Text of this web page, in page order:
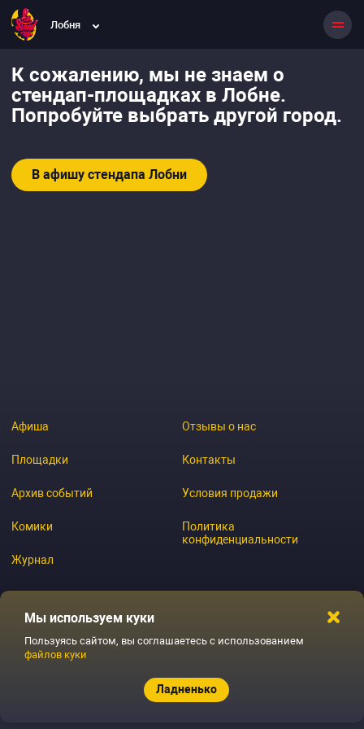
Лобня
К сожалению, мы не знаем о
стендап-площадках в Лобне.
Попробуйте выбрать другой город.
В афишу стендапа Лобни
Афиша
Площадки
Архив событий
Комики
Журнал
Отзывы о нас
Контакты
Условия продажи
Политика
конфиденциальности
Мы используем куки
Пользуясь сайтом, вы соглашаетесь с использованием
файлов куки
Ладненько